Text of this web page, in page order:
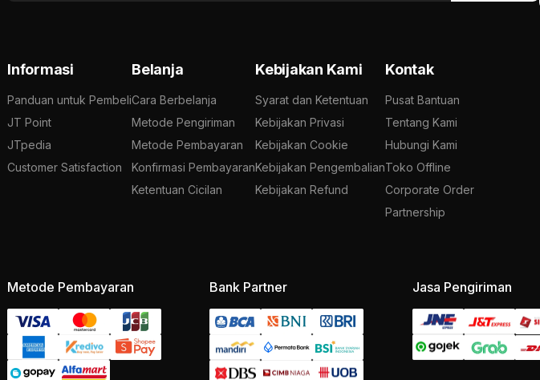
Informasi
Panduan untuk Pembeli
JT Point
JTpedia
Customer Satisfaction
Belanja
Cara Berbelanja
Metode Pengiriman
Metode Pembayaran
Konfirmasi Pembayaran
Ketentuan Cicilan
Kebijakan Kami
Syarat dan Ketentuan
Kebijakan Privasi
Kebijakan Cookie
Kebijakan Pengembalian
Kebijakan Refund
Kontak
Pusat Bantuan
Tentang Kami
Hubungi Kami
Toko Offline
Corporate Order
Partnership
Metode Pembayaran Bank Partner Jasa Pengiriman